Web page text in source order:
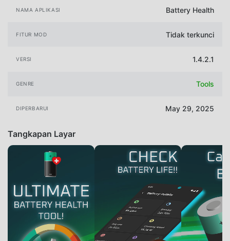
NAMA APLIKASI Battery Health
FITUR MOD Tidak terkunci
VERSI 1.4.2.1
GENRE Tools
DIPERBARUI May 29, 2025
Tangkapan Layar